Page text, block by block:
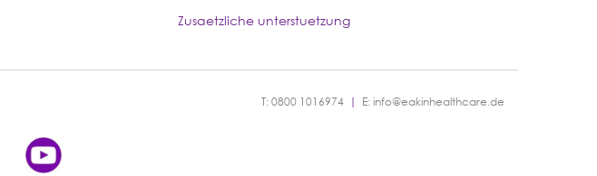
Zusaetzliche unterstuetzung
T: 0800 1016974 | E: info@eakinhealthcare.de